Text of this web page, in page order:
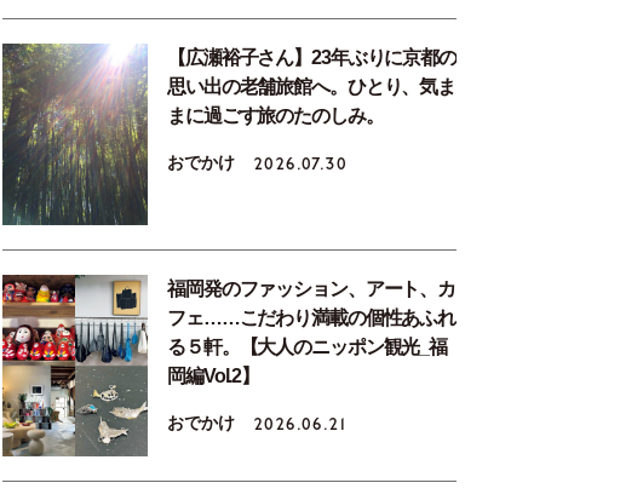
【広瀬裕子さん】23年ぶりに京都の
思い出の老舗旅館へ。ひとり、気ま
まに過ごす旅のたのしみ。
おでかけ 2026.07.30
福岡発のファッション、アート、カ
フェ……こだわり満載の個性あふれ
る５軒。【大人のニッポン観光_福
岡編Vol.2】
おでかけ 2026.06.21